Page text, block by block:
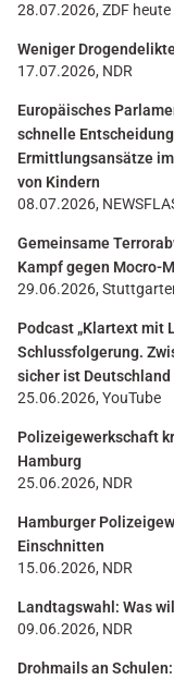
28.07.2026, ZDF heute
Weniger
17.07.2026, NDR
Europäisches
schnelle
Ermittlungsansätze
von Kindern
08.07.2026,
Gemeinsame
Kampf gegen Mocro-
29.06.2026,
Podcast „Klartext mit
Schlussfolgerung.
sicher ist
25.06.2026, YouTube
Polizeigewerkschaft
Hamburg
25.06.2026, NDR
Hamburger
Einschnitten
15.06.2026, NDR
Landtagswahl: Was
09.06.2026, NDR
Drohmails an